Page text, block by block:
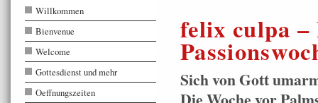
felix culpa
Sich von Gott
Willkommen
Bienvenue
Welcome
Gottesdienst und mehr
Oeffnungszeiten